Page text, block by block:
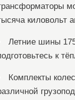
киловольт
Летние шины
к
Комплекты